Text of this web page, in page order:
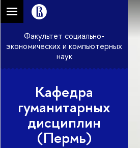
Факультет социально-
экономических и компьютерных
наук
Кафедра
гуманитарных
дисциплин
(Пермь)